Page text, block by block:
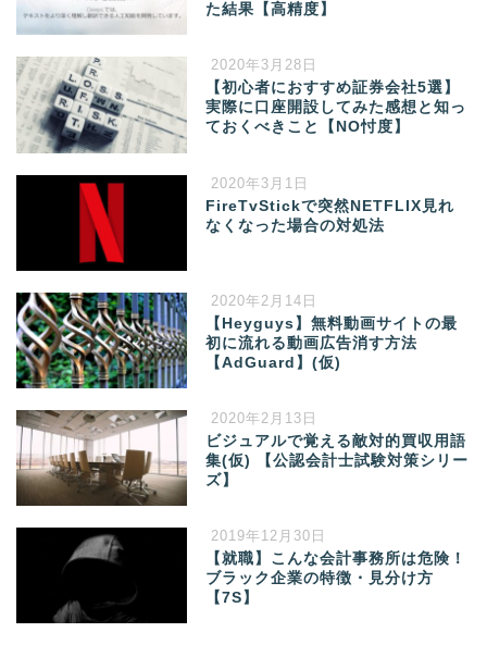
た結果【高精度】
2020年3月28日
【初心者におすすめ証券会社5選】
実際に口座開設してみた感想と知っ
ておくべきこと【NO忖度】
2020年3月1日
FireTvStickで突然NETFLIX見れ
なくなった場合の対処法
2020年2月14日
【Heyguys】無料動画サイトの最
初に流れる動画広告消す方法
【AdGuard】(仮)
2020年2月13日
ビジュアルで覚える敵対的買収用語
集(仮) 【公認会計士試験対策シリー
ズ】
2019年12月30日
【就職】こんな会計事務所は危険！
ブラック企業の特徴・見分け方
【7S】